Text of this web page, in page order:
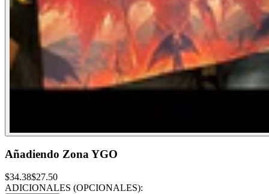
Añadiendo Zona YGO
$34.38$27.50
ADICIONALES (OPCIONALES):